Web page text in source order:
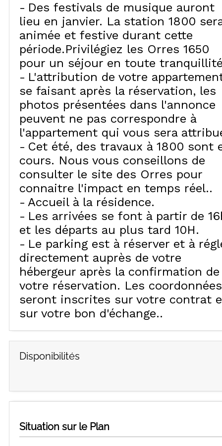
Des festivals de musique auront
lieu en janvier. La station 1800
animée et festive durant cette
période.Privilégiez les Orres 1650
pour un séjour en toute
L'attribution de votre
se faisant après la réservation, les
photos présentées dans l'annonce
peuvent ne pas correspondre à
l'appartement qui vous sera
Cet été, des travaux à 1800 sont
cours. Nous vous conseillons de
consulter le site des Orres pour
connaitre l'impact en temps réel.
Accueil à la résidence
Les arrivées se font à partir de
et les départs au plus tard 10H
Le parking est à réserver et à
directement auprès de votre
hébergeur après la confirmation de
votre réservation. Les coordonnées
seront inscrites sur votre contrat
sur votre bon d'échange.
Disponibilités
Situation sur le Plan